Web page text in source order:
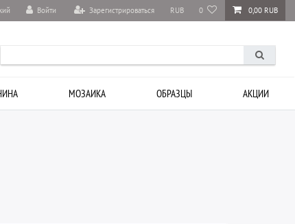
Войти Зарегистрироваться RUB 0 0,00 RUB
МОЗАИКА ОБРАЗЦЫ АКЦИИ